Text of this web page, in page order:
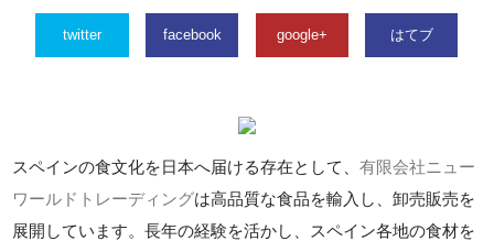
twitter facebook google+ はてブ
スペインの食文化を日本へ届ける存在として、有限会社ニュー
ワールドトレーディングは高品質な食品を輸入し、卸売販売を
展開しています。長年の経験を活かし、スペイン各地の食材を